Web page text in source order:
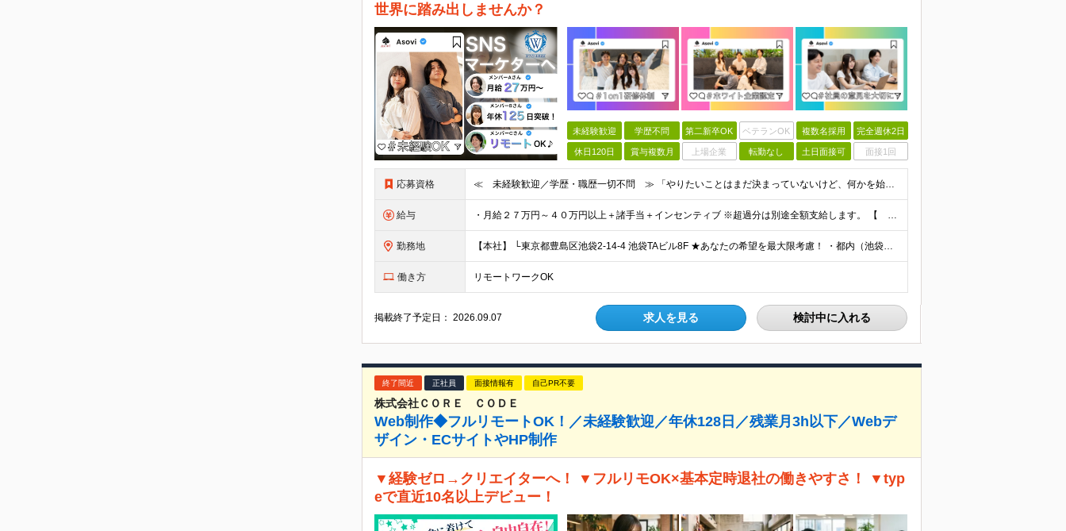
世界に踏み出しませんか？
未経験歓迎 学歴不問 第二新卒OK ベテランOK 複数名採用 完全週休2日
休日120日 賞与複数月 上場企業 転勤なし 土日面接可 面接1回
応募資格 ≪ 未経験歓迎／学歴・職歴一切不問 ≫ 「やりたいことはまだ決まっていないけど、何かを始めたい」 「人と関わる仕事に興味がある」——そんな方も大歓迎です！ Asoviでは、“今まで”よりも“これから
給与 ・月給２７万円～４０万円以上＋諸手当＋インセンティブ ※超過分は別途全額支給します。 【 入社時の想定年収 】 ・年収４５０万円 ＜インセンティブ制度について＞ 社員一人ひとりの頑張りを多角的に評
勤務地 【本社】 └東京都豊島区池袋2-14-4 池袋TAビル8F ★あなたの希望を最大限考慮！ ・都内（池袋・新宿・渋谷・目黒・青山）・埼玉・千葉・神奈川・茨城・栃木・群馬 ※勤務先は本社または支社とな
働き方 リモートワークOK
掲載終了予定日：2026.09.07 求人を見る 検討中に入れる
終了間近 正社員 面接情報有 自己PR不要
株式会社ＣＯＲＥ ＣＯＤＥ
Web制作◆フルリモートOK！／未経験歓迎／年休128日／残業月3h以下／Webデ
ザイン・ECサイトやHP制作
▼経験ゼロ→クリエイターへ！ ▼フルリモOK×基本定時退社の働きやすさ！ ▼typ
eで直近10名以上デビュー！